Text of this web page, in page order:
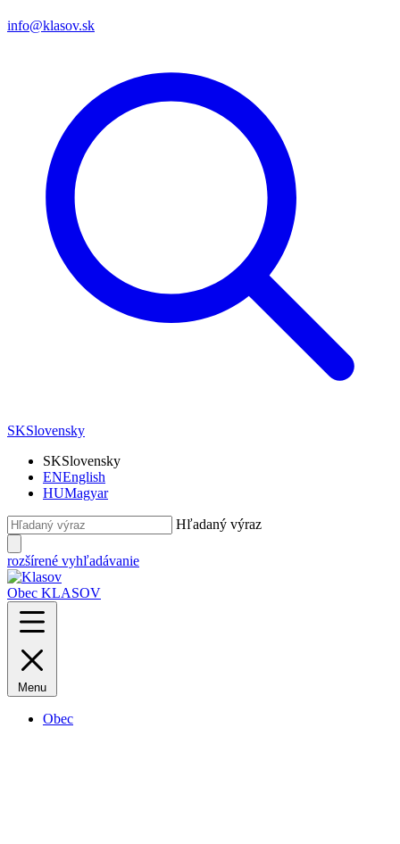
info@klasov.sk
SKSlovensky
SKSlovensky
ENEnglish
HUMagyar
Hľadaný výraz
rozšírené vyhľadávanie
Obec KLASOV
Menu
Obec